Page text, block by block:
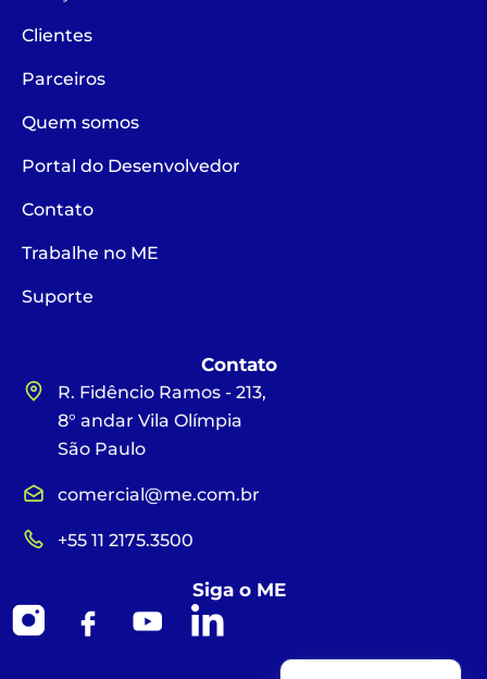
Clientes
Parceiros
Quem somos
Portal do Desenvolvedor
Contato
Trabalhe no ME
Suporte
Contato
R. Fidêncio Ramos - 213,
8° andar Vila Olímpia
São Paulo
comercial@me.com.br
+55 11 2175.3500
Siga o ME